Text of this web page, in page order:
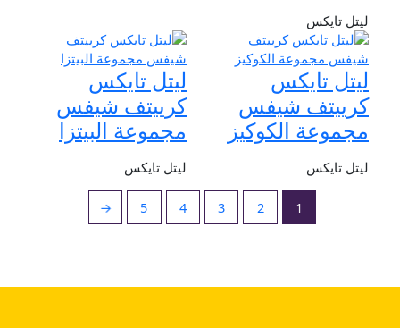
ليتل تايكس
ليتل تايكس
كرييتف شيفس
مجموعة الكوكيز
ليتل تايكس
ليتل تايكس
كرييتف شيفس
مجموعة البيتزا
ليتل تايكس
1
2
3
4
5
←